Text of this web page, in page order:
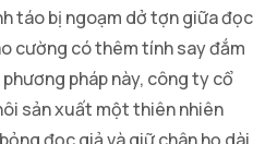
táo bị ngoạm dở tợn giữa đọc
cường có thêm tính say đắm
pháp này, công ty cổ
sản xuất một thiên nhiên